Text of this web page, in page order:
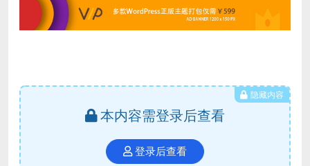
隐藏内容
本内容需登录后查看
登录后查看